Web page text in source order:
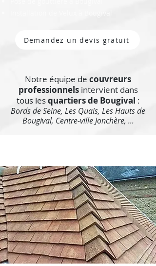
Demandez un devis gratuit
Notre équipe de couvreurs
professionnelsintervient dans
tous lesquartiers de Bougival :
Bords de Seine, Les Quais, Les Hauts de
Bougival, Centre-ville Jonchère, ...